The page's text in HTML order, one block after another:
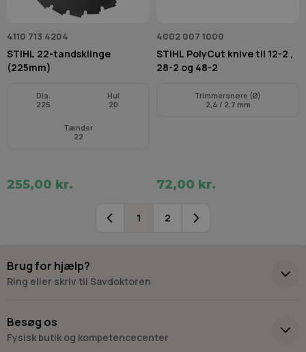
4110 713 4204
STIHL 22-tandsklinge
(225mm)
Dia.
225
Hul
20
Tænder
22
255,00 kr.
4002 007 1000
STIHL PolyCut knive til 12-2 ,
28-2 og 48-2
Trimmersnøre (Ø)
2,4 / 2,7 mm
72,00 kr.
Du læser i øjeblikket side
1 Side
2
Brug for hjælp?
Ring eller skriv til Savdoktoren
Besøg os
Fysisk butik og kompetencecenter